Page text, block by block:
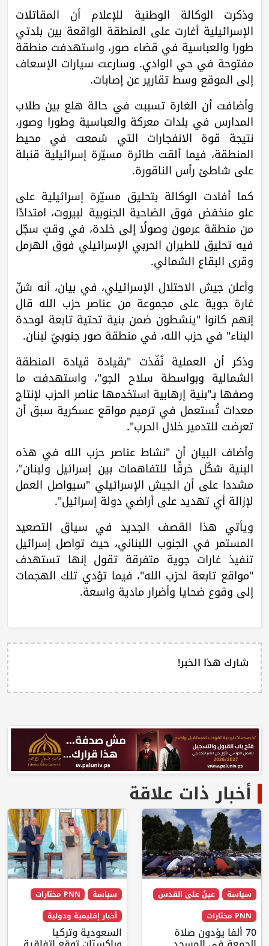
وذكرت الوكالة الوطنية للإعلام أن المقاتلات
الإسرائيلية أغارت على المنطقة الواقعة بين بلدتي
طورا والعباسية في قضاء صور، واستهدفت منطقة
مفتوحة في حي الوادي. وسارعت سيارات الإسعاف
إلى الموقع وسط تقارير عن إصابات.
وأضافت أن الغارة تسببت في حالة هلع بين طلاب
المدارس في بلدات معركة والعباسية وطورا وصور،
نتيجة قوة الانفجارات التي سُمعت في محيط
المنطقة، فيما ألقت طائرة مسيّرة إسرائيلية قنبلة
على شاطئ رأس الناقورة.
كما أفادت الوكالة بتحليق مسيّرة إسرائيلية على
علو منخفض فوق الضاحية الجنوبية لبيروت، امتدادًا
من منطقة عرمون وصولًا إلى خلدة، في وقتٍ سجّل
فيه تحليق للطيران الحربي الإسرائيلي فوق الهرمل
وقرى البقاع الشمالي.
وأعلن جيش الاحتلال الإسرائيلي، في بيان، أنه شنّ
غارة جوية على مجموعة من عناصر حزب الله قال
إنهم كانوا "ينشطون ضمن بنية تحتية تابعة لوحدة
البناء" في حزب الله، في منطقة صور جنوبيّ لبنان.
وذكر أن العملية نُفّذت "بقيادة قيادة المنطقة
الشمالية وبواسطة سلاح الجو"، واستهدفت ما
وصفها بـ"بنية إرهابية استخدمها عناصر الحزب لإنتاج
معدات تُستعمل في ترميم مواقع عسكرية سبق أن
تعرضت للتدمير خلال الحرب".
وأضاف البيان أن "نشاط عناصر حزب الله في هذه
البنية شكّل خرقًا للتفاهمات بين إسرائيل ولبنان"،
مشددا على أن الجيش الإسرائيلي "سيواصل العمل
لإزالة أي تهديد على أراضي دولة إسرائيل".
ويأتي هذا القصف الجديد في سياق التصعيد
المستمر في الجنوب اللبناني، حيث تواصل إسرائيل
تنفيذ غارات جوية متفرقة تقول إنها تستهدف
"مواقع تابعة لحزب الله"، فيما تؤدي تلك الهجمات
إلى وقوع ضحايا وأضرار مادية واسعة.
شارك هذا الخبر!
أخبار ذات علاقة
سياسة
عينٌ على القدس
PNN مختارات
70 ألفا يؤدون صلاة
سياسة
PNN مختارات
أخبار إقليمية ودولية
السعودية وتركيا